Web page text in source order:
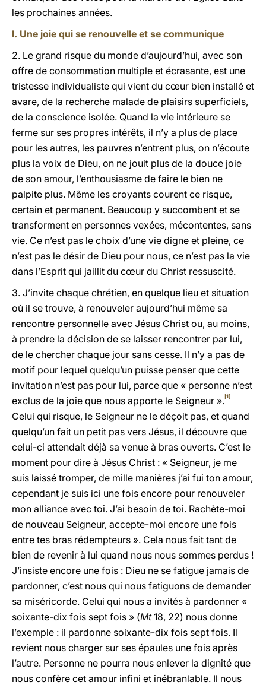
les prochaines années.
I. Une joie qui se renouvelle et se communique
2. Le grand risque du monde d’aujourd’hui, avec son
offre de consommation multiple et écrasante, est une
tristesse individualiste qui vient du cœur bien installé et
avare, de la recherche malade de plaisirs superficiels,
de la conscience isolée. Quand la vie intérieure se
ferme sur ses propres intérêts, il n’y a plus de place
pour les autres, les pauvres n’entrent plus, on n’écoute
plus la voix de Dieu, on ne jouit plus de la douce joie
de son amour, l’enthousiasme de faire le bien ne
palpite plus. Même les croyants courent ce risque,
certain et permanent. Beaucoup y succombent et se
transforment en personnes vexées, mécontentes, sans
vie. Ce n’est pas le choix d’une vie digne et pleine, ce
n’est pas le désir de Dieu pour nous, ce n’est pas la vie
dans l’Esprit qui jaillit du cœur du Christ ressuscité.
3. J’invite chaque chrétien, en quelque lieu et situation
où il se trouve, à renouveler aujourd’hui même sa
rencontre personnelle avec Jésus Christ ou, au moins,
à prendre la décision de se laisser rencontrer par lui,
de le chercher chaque jour sans cesse. Il n’y a pas de
motif pour lequel quelqu’un puisse penser que cette
invitation n’est pas pour lui, parce que « personne n’est
exclus de la joie que nous apporte le Seigneur ».[1]
Celui qui risque, le Seigneur ne le déçoit pas, et quand
quelqu’un fait un petit pas vers Jésus, il découvre que
celui-ci attendait déjà sa venue à bras ouverts. C’est le
moment pour dire à Jésus Christ : « Seigneur, je me
suis laissé tromper, de mille manières j’ai fui ton amour,
cependant je suis ici une fois encore pour renouveler
mon alliance avec toi. J’ai besoin de toi. Rachète-moi
de nouveau Seigneur, accepte-moi encore une fois
entre tes bras rédempteurs ». Cela nous fait tant de
bien de revenir à lui quand nous nous sommes perdus !
J’insiste encore une fois : Dieu ne se fatigue jamais de
pardonner, c’est nous qui nous fatiguons de demander
sa miséricorde. Celui qui nous a invités à pardonner «
soixante-dix fois sept fois » (Mt18, 22) nous donne
l’exemple : il pardonne soixante-dix fois sept fois. Il
revient nous charger sur ses épaules une fois après
l’autre. Personne ne pourra nous enlever la dignité que
nous confère cet amour infini et inébranlable. Il nous